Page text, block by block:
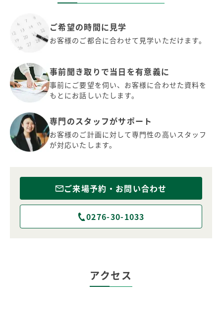
ご希望の時間に見学
お客様のご都合に合わせて見学いただけます。
事前聞き取りで当日を有意義に
事前にご要望を伺い、お客様に合わせた資料を
もとにお話しいたします。
専門のスタッフがサポート
お客様のご計画に対して専門性の高いスタッフ
が対応いたします。
ご来場予約・お問い合わせ
0276-30-1033
アクセス